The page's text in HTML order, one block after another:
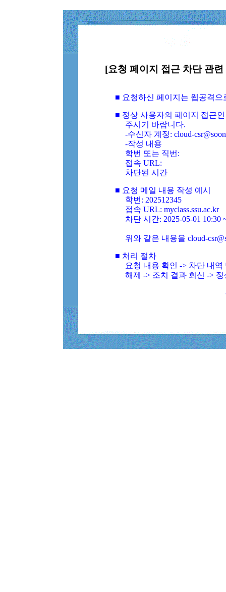
[요청 페이지 접근 차단 관
■ 요청하신 페이지는 웹공격
■ 정상 사용자의 페이지 접근
주시기 바랍니다.
-수신자 계정: cloud-
-작성 내용
학번 또는 직번:
접속 URL:
차단된 시간
■ 요청 메일 내용 작성 예시
학번: 202512345
접속 URL: myclass.ssu.ac.kr
차단 시간: 2025-05-01 10:30
위와 같은 내용을 cloud-
■ 처리 절차
요청 내용 확인 -> 차단 내
해제 -> 조치 결과 회신 ->